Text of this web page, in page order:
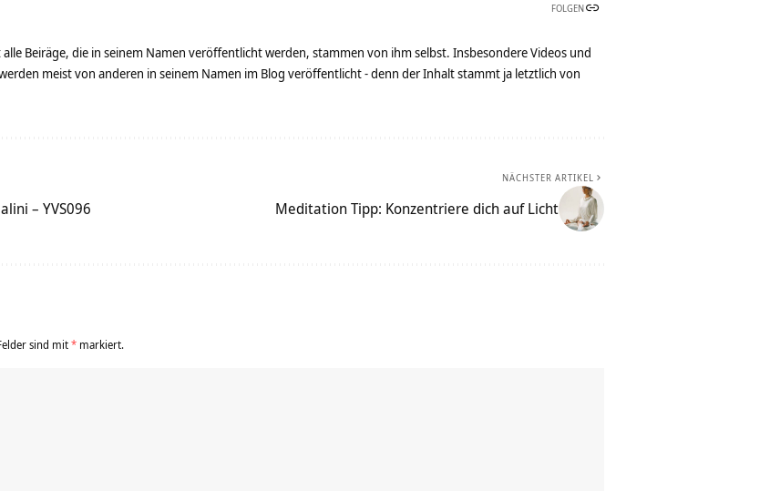
FOLGEN
Beiräge, die in seinem Namen veröffentlicht werden, stammen von ihm selbst. Insbesondere Videos und
meist von anderen in seinem Namen im Blog veröffentlicht - denn der Inhalt stammt ja letztlich von
– YVS096
NÄCHSTER ARTIKEL
Meditation Tipp: Konzentriere dich auf Licht
sind mit* markiert.